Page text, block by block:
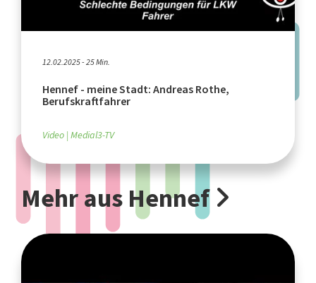
12.02.2025 - 25 Min.
Hennef - meine Stadt: Andreas Rothe,
Berufskraftfahrer
Video Medial3-TV
Mehr aus Hennef